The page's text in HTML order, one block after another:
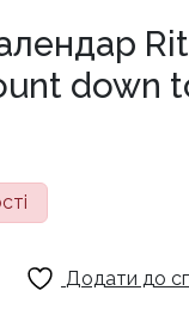
down
Додати до